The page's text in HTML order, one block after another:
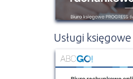
Usługi